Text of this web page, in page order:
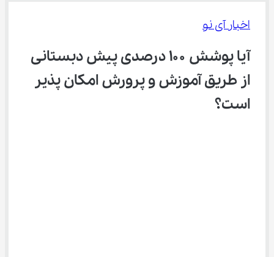
اخبار آی نو
آیا پوشش ۱۰۰ درصدی پیش دبستانی
از طریق آموزش و پرورش امکان پذیر
است؟